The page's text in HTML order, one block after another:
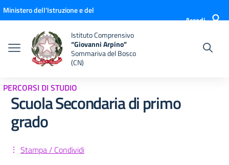
Vai ai contenuti
Vai al menu di navigazione
Vai al footer
Ministero dell'Istruzione e del
Accedi
Istituto Comprensivo
“Giovanni Arpino”
Sommariva del Bosco
(CN)
PERCORSI DI STUDIO
Scuola Secondaria di primo
grado
Stampa / Condividi